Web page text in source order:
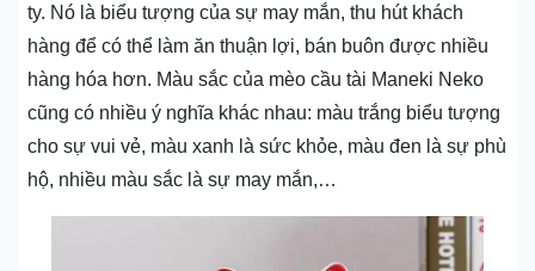
ty. Nó là biểu tượng của sự may mắn, thu hút khách
hàng để có thể làm ăn thuận lợi, bán buôn được nhiều
hàng hóa hơn. Màu sắc của mèo cầu tài Maneki Neko
cũng có nhiều ý nghĩa khác nhau: màu trắng biểu tượng
cho sự vui vẻ, màu xanh là sức khỏe, màu đen là sự phù
hộ, nhiều màu sắc là sự may mắn,…